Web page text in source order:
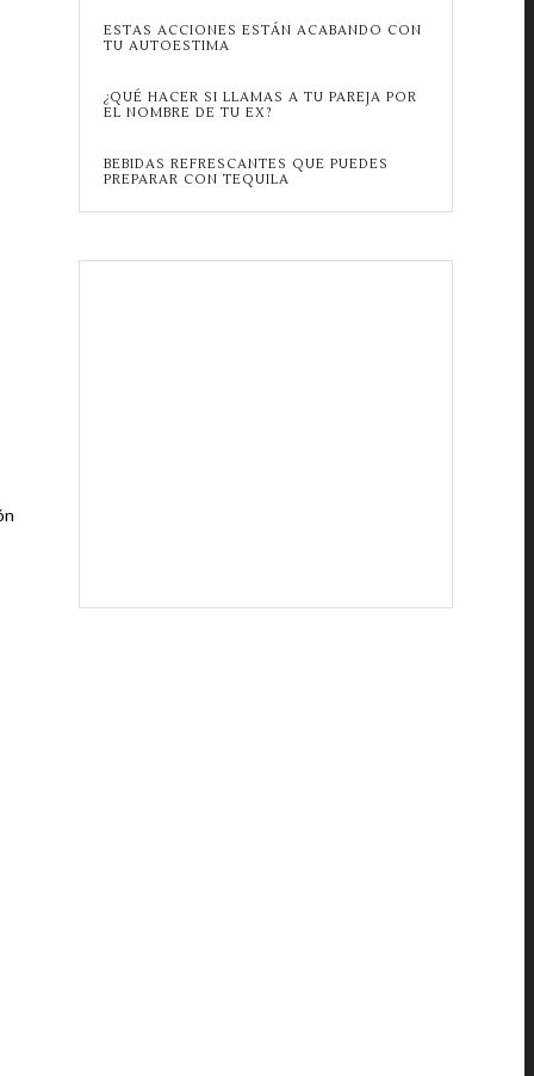
ESTAS ACCIONES ESTÁN ACABANDO CON
TU AUTOESTIMA
¿QUÉ HACER SI LLAMAS A TU PAREJA POR
EL NOMBRE DE TU EX?
BEBIDAS REFRESCANTES QUE PUEDES
PREPARAR CON TEQUILA